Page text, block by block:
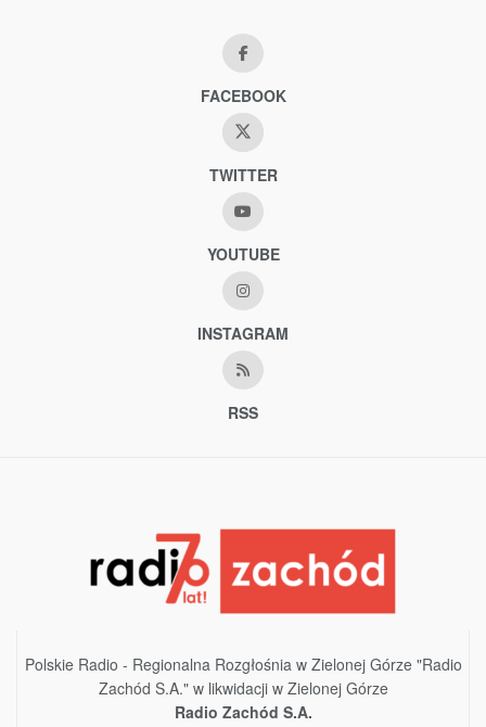
FACEBOOK
TWITTER
YOUTUBE
INSTAGRAM
RSS
Polskie Radio - Regionalna Rozgłośnia w Zielonej Górze "Radio
Zachód S.A." w likwidacji w Zielonej Górze
Radio Zachód S.A.